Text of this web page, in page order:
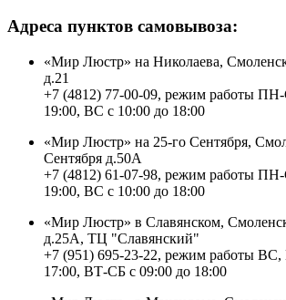
Адреса пунктов самовывоза:
«Мир Люстр» на Николаева,
д.21
+7 (4812) 77-00-09, режим работы
19:00, ВС с 10:00 до 18:00
«Мир Люстр» на 25-го Сентября,
Сентября д.50А
+7 (4812) 61-07-98, режим работы
19:00, ВС с 10:00 до 18:00
«Мир Люстр» в Славянском,
д.25А, ТЦ "Славянский"
+7 (951) 695-23-22, режим работы
17:00, ВТ-СБ с 09:00 до 18:00